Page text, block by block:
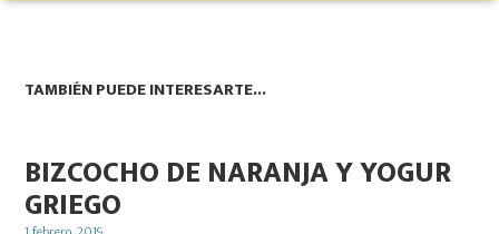
TAMBIÉN PUEDE INTERESARTE...
BIZCOCHO DE NARANJA Y YOGUR
GRIEGO